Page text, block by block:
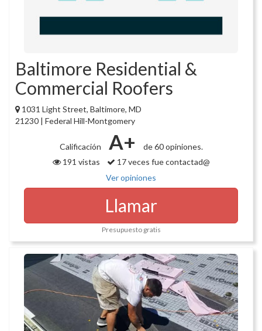
Baltimore Residential &
Commercial Roofers
1031 Light Street, Baltimore, MD
21230 | Federal Hill-Montgomery
Calificación A+
de 60 opiniones.
191 vistas
17 veces fue contactad@
Ver opiniones
Llamar
Presupuesto gratis